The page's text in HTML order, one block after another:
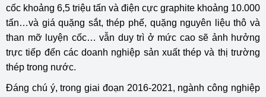
cốc khoảng 6,5 triệu tấn và điện cực graphite khoảng 10.000
tấn…và giá quặng sắt, thép phế, quặng nguyên liệu thô và
than mỡ luyện cốc… vẫn duy trì ở mức cao sẽ ảnh hưởng
trực tiếp đến các doanh nghiệp sản xuất thép và thị trường
thép trong nước.
Đáng chú ý, trong giai đoạn 2016-2021, ngành công nghiệp